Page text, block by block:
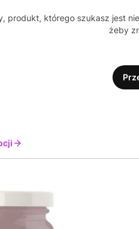
produkt, którego szukasz jest
żeby